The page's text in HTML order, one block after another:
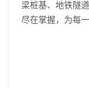
梁桩基、地铁隧
尽在掌握，为每